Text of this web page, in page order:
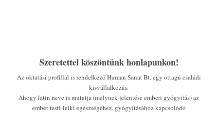
Szeretettel köszöntünk honlapunkon!
Az oktatási profillal is rendelkező Human Sanat Bt. egy öttagú családi
kisvállalkozás.
Ahogy latin neve is mutatja (melynek jelentése emberi gyógyítás) az
ember testi-lelki egészségéhez, gyógyításához kapcsolódó